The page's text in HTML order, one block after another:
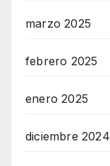
marzo 2025
febrero 2025
enero 2025
diciembre 2024